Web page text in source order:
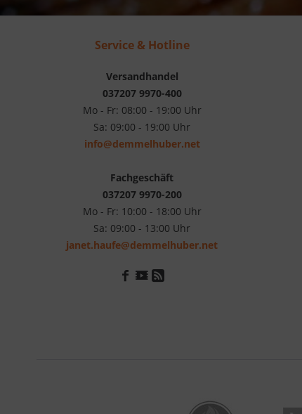
Service & Hotline
Versandhandel
037207 9970-400
Mo - Fr: 08:00 - 19:00 Uhr
Sa: 09:00 - 19:00 Uhr
info@demmelhuber.net
Fachgeschäft
037207 9970-200
Mo - Fr: 10:00 - 18:00 Uhr
Sa: 09:00 - 13:00 Uhr
janet.haufe@demmelhuber.net